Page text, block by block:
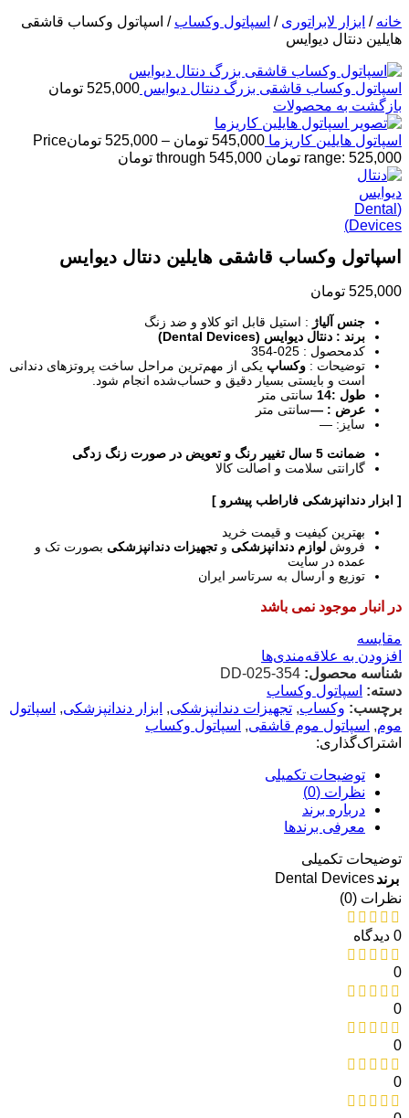
خانه / ابزار لابراتوری / اسپاتول وکساب / اسپاتول وکساب قاشقی
هایلین دنتال دیوایس
اسپاتول وکساب قاشقی بزرگ دنتال دیوایس 525,000 تومان
بازگشت به محصولات
اسپاتول هایلین کاریزما 545,000 تومان –
525,000 تومانPrice
range: 525,000 تومان through 545,000 تومان
اسپاتول وکساب قاشقی هایلین دنتال دیوایس
525,000 تومان
جنس آلیاژ : استیل قابل اتو کلاو و ضد زنگ
برند : دنتال دیوایس (Dental Devices)
کدمحصول : 025-354
توضیحات : وکساپ یکی از مهم‌ترین مراحل ساخت پروتزهای دندانی
است و بایستی بسیار دقیق و حساب‌شده انجام شود.
طول :14
سانتی متر
عرض : —سانتی متر
سایز: —
ضمانت 5 سال تغییر رنگ و تعویض در صورت زنگ زدگی
گارانتی سلامت و اصالت کالا
[ ابزار دندانپزشکی فاراطب پیشرو ]
بهترین کیفیت و قیمت خرید
فروش لوازم دندانپزشکی و تجهیزات دندانپزشکی بصورت تک و
عمده در سایت
توزیع و ارسال به سرتاسر ایران
در انبار موجود نمی باشد
مقایسه
افزودن به علاقه‌مندی‌ها
شناسه محصول: DD-025-354
دسته: اسپاتول وکساب
برچسب: وکساب, تجهیزات دندانپزشکی, ابزار دندانپزشکی, اسپاتول
موم, اسپاتول موم قاشقی, اسپاتول وکساب
اشتراک‌گذاری:
توضیحات تکمیلی
نظرات (0)
درباره برند
معرفی برند‌ها
توضیحات تکمیلی
برندDental Devices
نظرات (0)
0 دیدگاه
0
0
0
0